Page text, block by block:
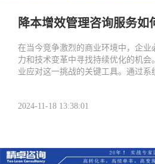
降本增效管理咨询服务如
在当今竞争激烈的商业环境中，企
力和技术变革中寻找持续优化的机
业应对这一挑战的关键工具。通过
2024-11-18 13:38:01